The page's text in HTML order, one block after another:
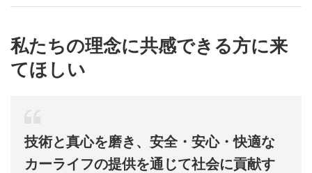
私たちの理念に共感できる方に来
てほしい
技術と真心を磨き、安全・安心・快適な
カーライフの提供を通じて社会に貢献す